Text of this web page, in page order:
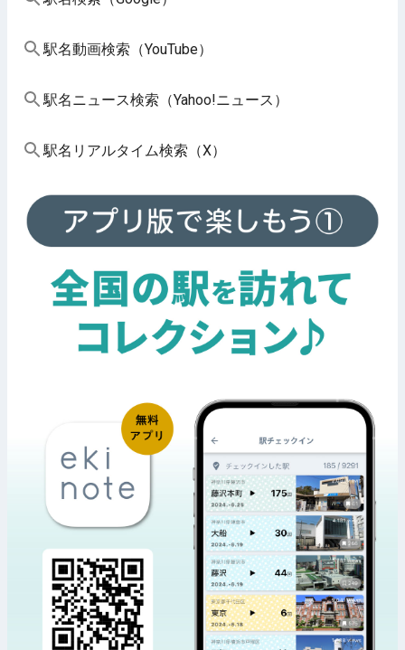
駅名動画検索（YouTube）
駅名ニュース検索（Yahoo!ニュース）
駅名リアルタイム検索（X）